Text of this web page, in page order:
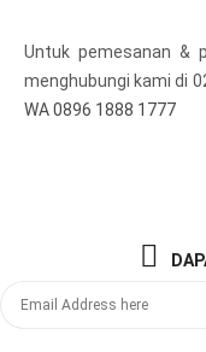
Untuk pemesanan &
menghubungi kami di
WA 0896 1888 1777